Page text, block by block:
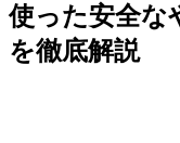
使った安全な
を徹底解説